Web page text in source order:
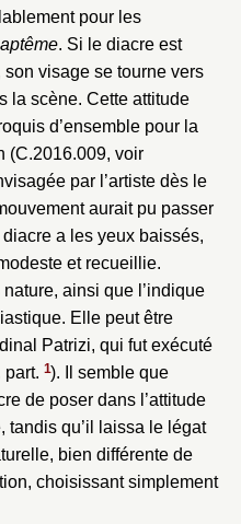
pour les
. Si le diacre est
visage se tourne vers
la scène. Cette attitude
d’ensemble pour la
(C.2016.009, voir
par l’artiste dès le
aurait pu passer
a les yeux baissés,
et recueillie.
ainsi que l’indique
Elle peut être
Patrizi, qui fut exécuté
part. 1). Il semble que
de poser dans l’attitude
tandis qu’il laissa le légat
bien différente de
choisissant simplement
ajouter la
Fermer